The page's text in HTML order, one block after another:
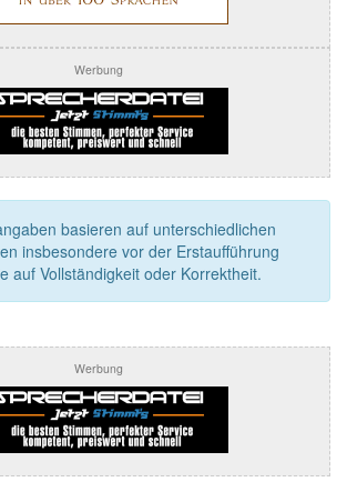
Werbung
basieren auf unterschiedlichen
insbesondere vor der Erstaufführung
auf Vollständigkeit oder Korrektheit.
Werbung